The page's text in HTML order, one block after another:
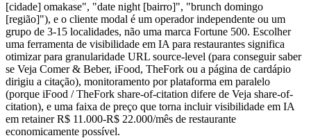
[cidade] omakase", "date night [bairro]", "brunch domingo
[região]"), e o cliente modal é um operador independente ou um
grupo de 3-15 localidades, não uma marca Fortune 500. Escolher
uma ferramenta de visibilidade em IA para restaurantes significa
otimizar para granularidade URL source-level (para conseguir saber
se Veja Comer & Beber, iFood, TheFork ou a página de cardápio
dirigiu a citação), monitoramento por plataforma em paralelo
(porque iFood / TheFork share-of-citation difere de Veja share-of-
citation), e uma faixa de preço que torna incluir visibilidade em IA
em retainer R$ 11.000-R$ 22.000/mês de restaurante
economicamente possível.